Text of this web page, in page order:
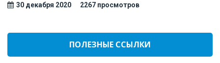
30 декабря 2020 2267 просмотров
ПОЛЕЗНЫЕ ССЫЛКИ